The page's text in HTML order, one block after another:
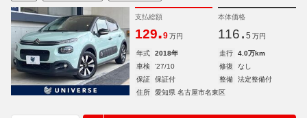
支払総額
129.9 万円
本体価格
116. 5 万円
年式 2018年 走行
4.0万km
車検
'27/10 修復
なし
保証
保証付 整備
法定整備付
住所
愛知県 名古屋市名東区